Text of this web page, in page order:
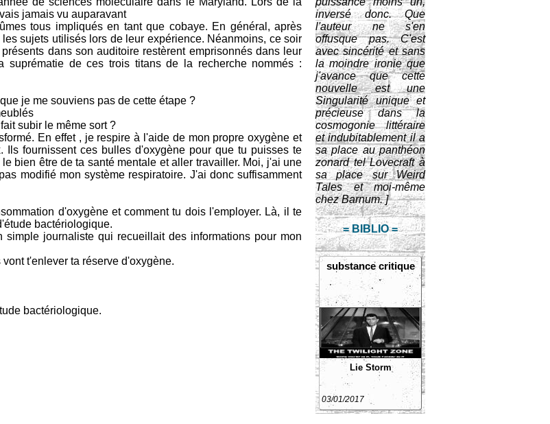
inversé donc. Que
l'auteur ne s'en
offusque pas. C'est
avec sincérité et sans
la moindre ironie que
j'avance que cette
nouvelle est une
Singularité unique et
précieuse dans la
cosmogonie littéraire
et indubitablement il a
sa place au panthéon
zonard tel Lovecraft à
sa place sur Weird
Tales et moi-même
chez Barnum. ]
= BIBLIO =
substance critique
Lie Storm
03/01/2017
jamais vu auparavant
tous impliqués en tant que cobaye. En général, après
sujets utilisés lors de leur expérience. Néanmoins, ce soir
dans son auditoire restèrent emprisonnés dans leur
suprématie de ces trois titans de la recherche nommés :
je me souviens pas de cette étape ?
subir le même sort ?
En effet , je respire à l'aide de mon propre oxygène et
fournissent ces bulles d'oxygène pour que tu puisses te
bien être de ta santé mentale et aller travailler. Moi, j'ai une
modifié mon système respiratoire. J'ai donc suffisamment
d'oxygène et comment tu dois l'employer. Là, il te
bactériologique.
journaliste qui recueillait des informations pour mon
t'enlever ta réserve d'oxygène.
bactériologique.